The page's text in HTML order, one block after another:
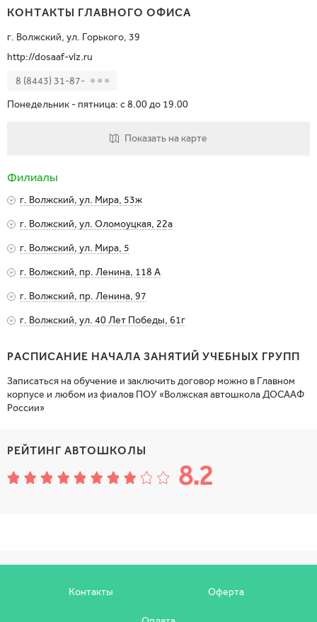
КОНТАКТЫ ГЛАВНОГО ОФИСА
г. Волжский, ул. Горького, 39
http://dosaaf-vlz.ru
8 (8443) 31-87-
Понедельник - пятница: c 8.00 до 19.00
Показать на карте
Филиалы
г. Волжский, ул. Мира, 53ж
г. Волжский, ул. Мира, 53ж (в ТЦ «Orange» за «Макдональдс»)
8 (960) 876-82-
г. Волжский, ул. Оломоуцкая, 22а
г. Волжский, ул. Оломоуцкая, 22а (напротив магазина «Магнит»)
8 (909) 391-49-
г. Волжский, ул. Мира, 5
г. Волжский, ул. Мира, 5 (в двор за ост.Стимул)
8 (961) 082-12-
г. Волжский, пр. Ленина, 118 А
г. Волжский, пр. Ленина, 118 А (14 мкр)
8 (904) 758-38-
Показать на карте
г. Волжский, пр. Ленина, 97
г. Волжский, пр. Ленина, 97 (1000 квартирный дом)
Показать на карте
г. Волжский, ул. 40 Лет Победы, 61г
РАСПИСАНИЕ НАЧАЛА ЗАНЯТИЙ УЧЕБНЫХ ГРУПП
Записаться на обучение и заключить договор можно в Главном
корпусе и любом из фиалов ПОУ «Волжская автошкола ДОСААФ
России»
РЕЙТИНГ АВТОШКОЛЫ
8.2
Контакты Оферта